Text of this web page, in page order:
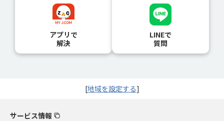
アプリで
解決
LINEで
質問
[地域を設定する]
サービス情報